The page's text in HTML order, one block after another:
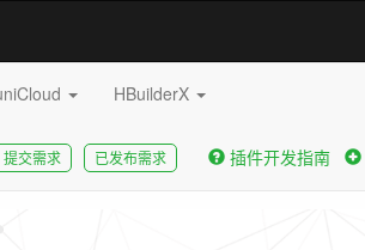
HBuilderX
提交需求 已发布需求 插件开发指南